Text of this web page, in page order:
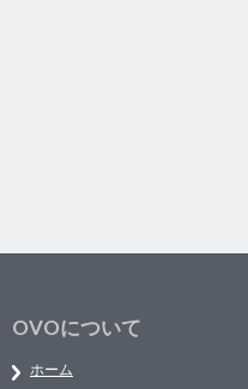
OVOについて
ホーム